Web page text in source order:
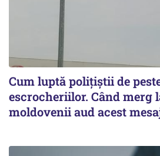
Cum luptă polițiștii de
escrocheriilor. Când merg
moldovenii aud acest